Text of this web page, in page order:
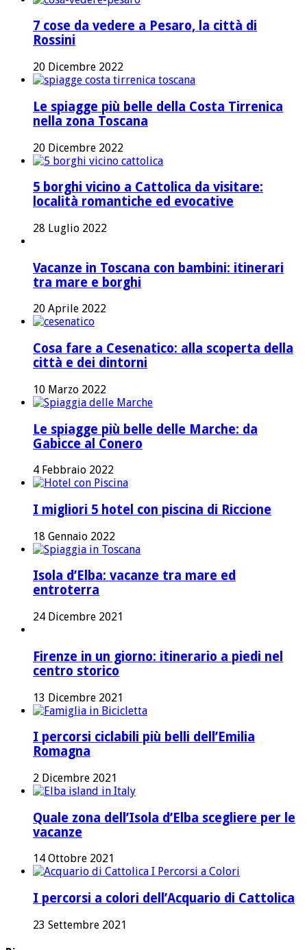
7 cose da vedere a Pesaro, la città di
Rossini
20 Dicembre 2022
Le spiagge più belle della Costa Tirrenica
nella zona Toscana
20 Dicembre 2022
5 borghi vicino a Cattolica da visitare:
località romantiche ed evocative
28 Luglio 2022
Vacanze in Toscana con bambini: itinerari
tra mare e borghi
20 Aprile 2022
Cosa fare a Cesenatico: alla scoperta della
città e dei dintorni
10 Marzo 2022
Le spiagge più belle delle Marche: da
Gabicce al Conero
4 Febbraio 2022
I migliori 5 hotel con piscina di Riccione
18 Gennaio 2022
Isola d’Elba: vacanze tra mare ed
entroterra
24 Dicembre 2021
Firenze in un giorno: itinerario a piedi nel
centro storico
13 Dicembre 2021
I percorsi ciclabili più belli dell’Emilia
Romagna
2 Dicembre 2021
Quale zona dell’Isola d’Elba scegliere per le
vacanze
14 Ottobre 2021
I percorsi a colori dell’Acquario di Cattolica
23 Settembre 2021